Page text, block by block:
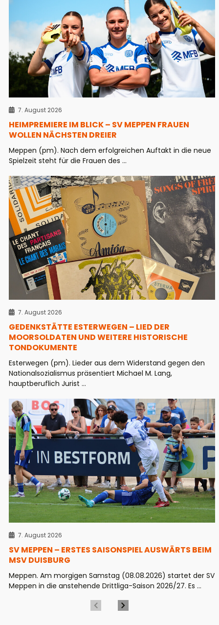
7. August 2026
HEIMPREMIERE IM BLICK – SV MEPPEN FRAUEN
WOLLEN NÄCHSTEN DREIER
Meppen (pm). Nach dem erfolgreichen Auftakt in die neue
Spielzeit steht für die Frauen des ...
7. August 2026
GEDENKSTÄTTE ESTERWEGEN – LIED DER
MOORSOLDATEN UND WEITERE HISTORISCHE
TONDOKUMENTE
Esterwegen (pm). Lieder aus dem Widerstand gegen den
Nationalsozialismus präsentiert Michael M. Lang,
hauptberuflich Jurist ...
7. August 2026
SV MEPPEN – ERSTES SAISONSPIEL AUSWÄRTS BEIM
MSV DUISBURG
Meppen. Am morgigen Samstag (08.08.2026) startet der SV
Meppen in die anstehende Drittliga-Saison 2026/27. Es ...